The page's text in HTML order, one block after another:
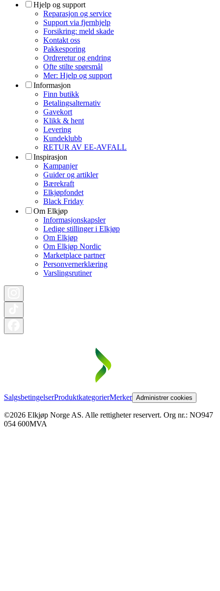
Hjelp og support
Reparasjon og service
Support via fjernhjelp
Forsikring: meld skade
Kontakt oss
Pakkesporing
Ordreretur og endring
Ofte stilte spørsmål
Mer: Hjelp og support
Informasjon
Finn butikk
Betalingsalternativ
Gavekort
Klikk & hent
Levering
Kundeklubb
RETUR AV EE-AVFALL
Inspirasjon
Kampanjer
Guider og artikler
Bærekraft
Elkjøpfondet
Black Friday
Om Elkjøp
Informasjonskapsler
Ledige stillinger i Elkjøp
Om Elkjøp
Om Elkjøp Nordic
Marketplace partner
Personvernerklæring
Varslingsrutiner
SalgsbetingelserProduktkategorierMerker Administrer cookies
©2026 Elkjøp Norge AS. Alle rettigheter reservert. Org nr.: NO947
054 600MVA